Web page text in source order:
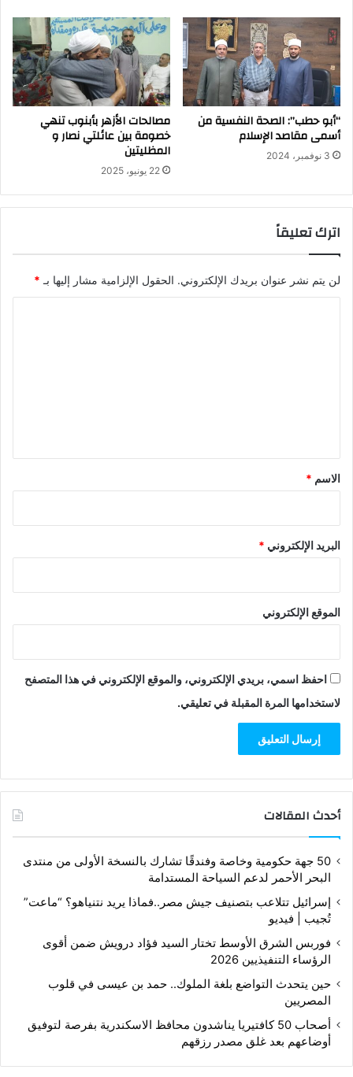
“أبو حطب”: الصحة النفسية من
أسمى مقاصد الإسلام
3 نوفمبر، 2024
مصالحات الأزهر بأبنوب تنهي
خصومة بين عائلتي نصار و
المظليتين
22 يونيو، 2025
اترك تعليقاً
لن يتم نشر عنوان بريدك الإلكتروني. الحقول الإلزامية مشار إليها بـ *
*
الاسم *
البريد الإلكتروني *
الموقع الإلكتروني
احفظ اسمي، بريدي الإلكتروني، والموقع الإلكتروني في هذا المتصفح
لاستخدامها المرة المقبلة في تعليقي.
أحدث المقالات
50 جهة حكومية وخاصة وفندقًا تشارك بالنسخة الأولى من منتدى
البحر الأحمر لدعم السياحة المستدامة
إسرائيل تتلاعب بتصنيف جيش مصر..فماذا يريد نتنياهو؟ “ماعت”
تُجيب | فيديو
فوربس الشرق الأوسط تختار السيد فؤاد درويش ضمن أقوى
الرؤساء التنفيذيين 2026
حين يتحدث التواضع بلغة الملوك.. حمد بن عيسى في قلوب
المصريين
أصحاب 50 كافتيريا يناشدون محافظ الاسكندرية بفرصة لتوفيق
أوضاعهم بعد غلق مصدر رزقهم